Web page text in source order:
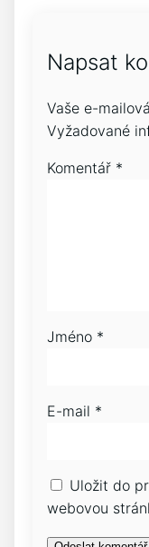
Napsat
Vaše e-
Vyžadované
Komentář *
Jméno *
E-mail *
Uložit do
webovou